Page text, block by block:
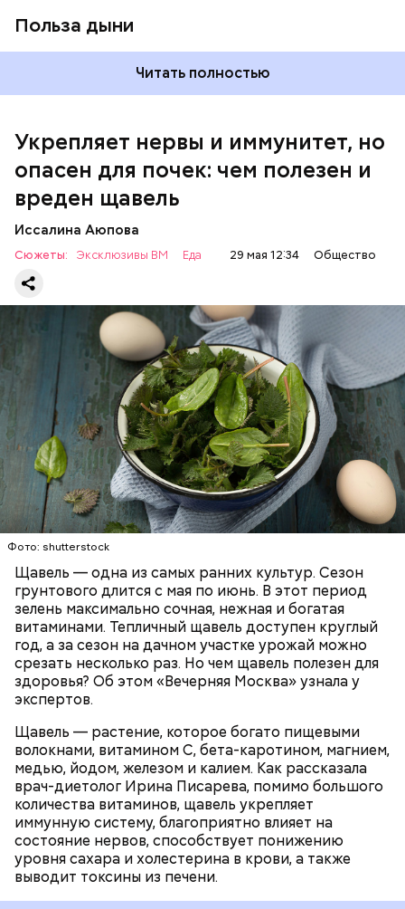
Польза дыни
Читать полностью
Укрепляет нервы и иммунитет, но
опасен для почек: чем полезен и
вреден щавель
Иссалина Аюпова
Сюжеты: Эксклюзивы ВМ Еда 29 мая 12:34 Общество
Фото: shutterstock
Щавель — одна из самых ранних культур. Сезон
грунтового длится с мая по июнь. В этот период
зелень максимально сочная, нежная и богатая
витаминами. Тепличный щавель доступен круглый
год, а за сезон на дачном участке урожай можно
срезать несколько раз. Но чем щавель полезен для
здоровья? Об этом «Вечерняя Москва» узнала у
экспертов.
Щавель — растение, которое богато пищевыми
волокнами, витамином С, бета-каротином, магнием,
медью, йодом, железом и калием. Как рассказала
врач-диетолог Ирина Писарева, помимо большого
количества витаминов, щавель укрепляет
иммунную систему, благоприятно влияет на
состояние нервов, способствует понижению
уровня сахара и холестерина в крови, а также
выводит токсины из печени.
Опасность же щавеля состоит в том, что он
содержит большое количество щавелевой кислоты,
которая может способствовать образованию
— Если человек уже болеет мочекаменной
болезнью, щавель ему не рекомендуется. При
артрите, гастрите, холецистите, синдроме
раздраженного кишечника, язвах и панкреатите
продукт тоже лучше исключить из рациона, —
предупредила врач. — Он может привести к
повышению кислотности желудка и раздражать
слизистые оболочки.
ЗДОРОВЬЕ ВРАЧИ
РАСТЕНИЯ
ПРОДУКТЫ